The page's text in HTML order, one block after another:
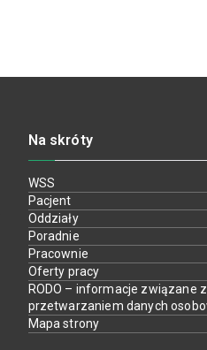
Na skróty
WSS
Pacjent
Oddziały
Poradnie
Pracownie
Oferty pracy
RODO – informacje związane z
przetwarzaniem danych
Mapa strony